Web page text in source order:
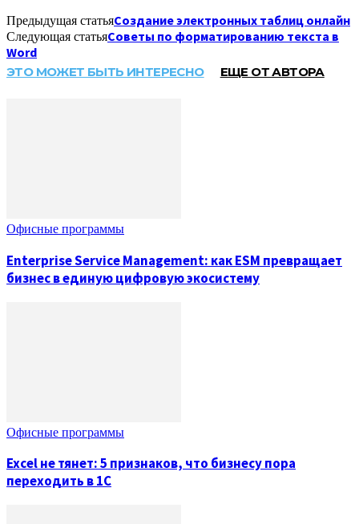
Предыдущая статьяСоздание электронных таблиц онлайн
Следующая статьяСоветы по форматированию текста в
Word
ЭТО МОЖЕТ БЫТЬ ИНТЕРЕСНО ЕЩЕ ОТ АВТОРА
Офисные программы
Enterprise Service Management: как ESM превращает
бизнес в единую цифровую экосистему
Офисные программы
Excel не тянет: 5 признаков, что бизнесу пора
переходить в 1С